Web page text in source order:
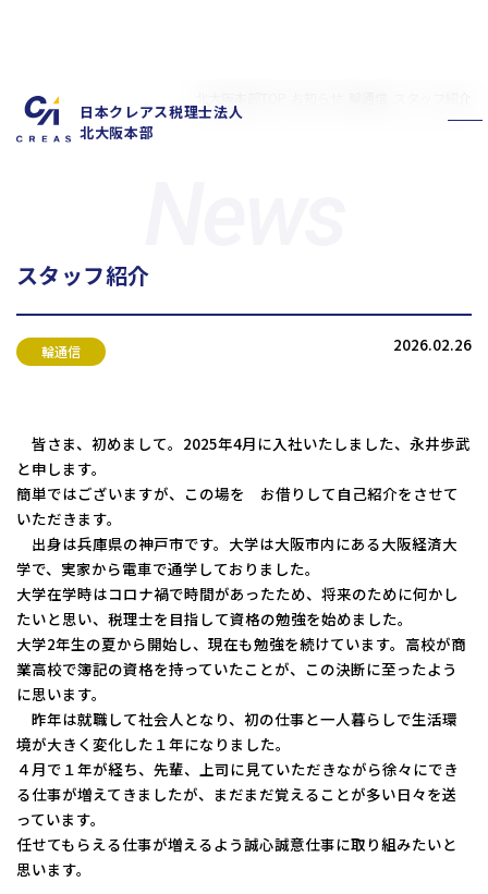
日本クレアス税理士法人
北大阪本部
お客様の声
お知らせ
コーポレートサイトTOPへ
MyKomon
お問い合わせフォーム
拠点一覧
東京本社東京中野本部埼玉川口本部千葉本部高崎本部
富山本部
スタッフ紹介
2026.02.26
輪通信
皆さま、初めまして。2025年4月に入社いたしました、永井歩武
と申します。
簡単ではございますが、この場を お借りして自己紹介をさせて
いただきます。
出身は兵庫県の神戸市です。大学は大阪市内にある大阪経済大
学で、実家から電車で通学しておりました。
大学在学時はコロナ禍で時間があったため、将来のために何かし
たいと思い、税理士を目指して資格の勉強を始めました。
大学2年生の夏から開始し、現在も勉強を続けています。高校が商
業高校で簿記の資格を持っていたことが、この決断に至ったよう
に思います。
昨年は就職して社会人となり、初の仕事と一人暮らしで生活環
境が大きく変化した１年になりました。
４月で１年が経ち、先輩、上司に見ていただきながら徐々にでき
る仕事が増えてきましたが、まだまだ覚えることが多い日々を送
っています。
任せてもらえる仕事が増えるよう誠心誠意仕事に取り組みたいと
思います。